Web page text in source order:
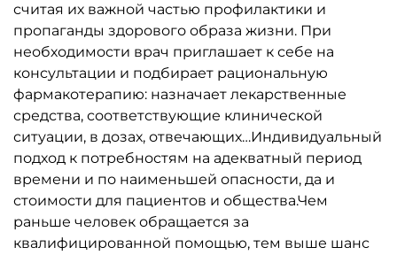
считая их важной частью профилактики и
пропаганды здорового образа жизни. При
необходимости врач приглашает к себе на
консультации и подбирает рациональную
фармакотерапию: назначает лекарственные
средства, соответствующие клинической
ситуации, в дозах, отвечающих…Индивидуальный
подход к потребностям на адекватный период
времени и по наименьшей опасности, да и
стоимости для пациентов и общества.Чем
раньше человек обращается за
квалифицированной помощью, тем выше шанс